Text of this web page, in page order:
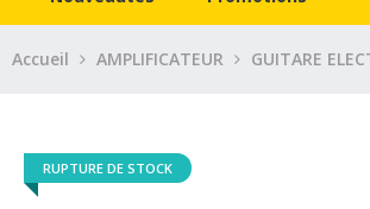
Accueil AMPLIFICATEUR GUITARE
RUPTURE DE STOCK